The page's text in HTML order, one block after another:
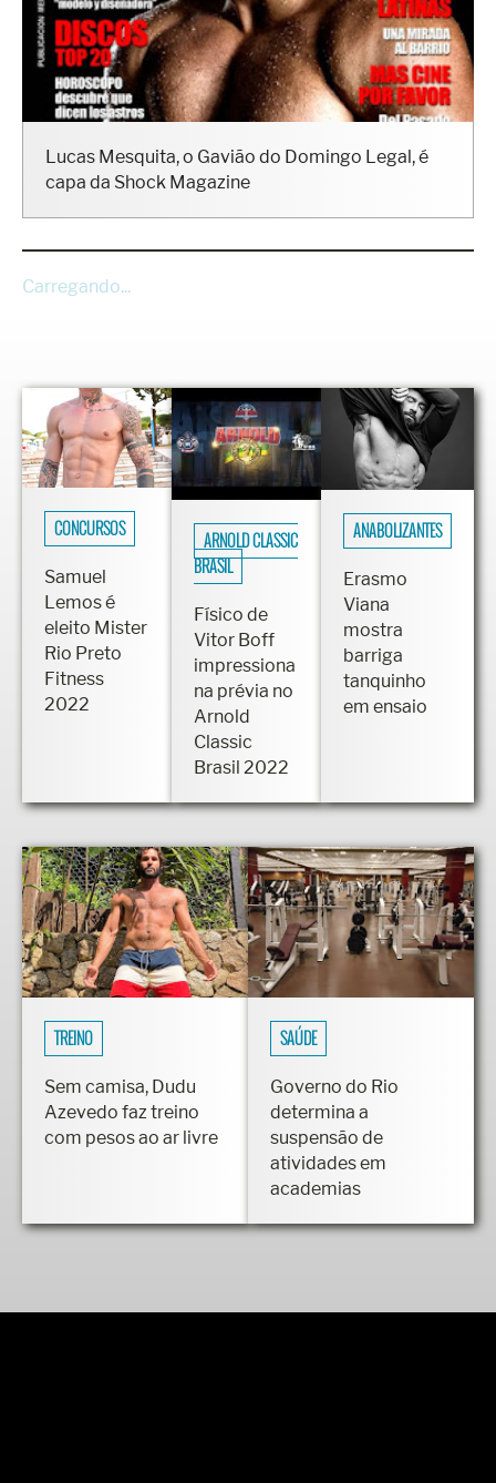
Lucas Mesquita, o Gavião do Domingo Legal, é
capa da Shock Magazine
Carregando...
CONCURSOS
Samuel
Lemos é
eleito Mister
Rio Preto
Fitness
2022
ARNOLD CLASSIC
BRASIL
Físico de
Vitor Boff
impressiona
na prévia no
Arnold
Classic
Brasil 2022
ANABOLIZANTES
Erasmo
Viana
mostra
barriga
tanquinho
em ensaio
TREINO
Sem camisa, Dudu
Azevedo faz treino
com pesos ao ar livre
SAÚDE
Governo do Rio
determina a
suspensão de
atividades em
academias